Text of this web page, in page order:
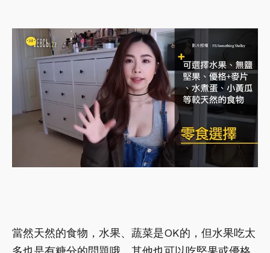
當然天然的食物，水果、蔬菜是OK的，但水果吃太